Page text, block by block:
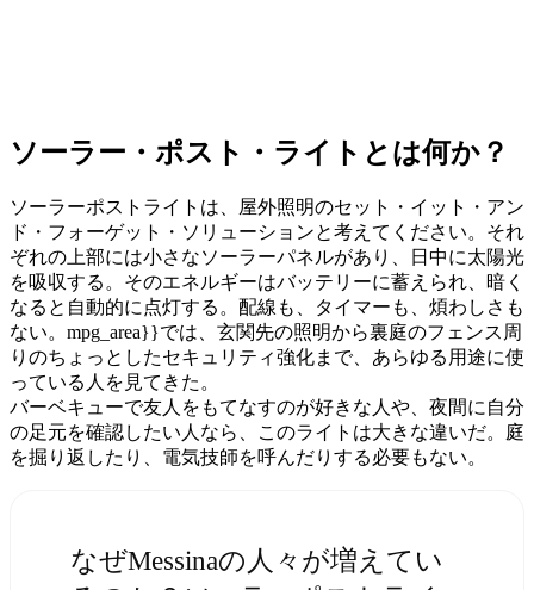
ソーラー・ポスト・ライトとは何か？
ソーラーポストライトは、屋外照明のセット・イット・アン
ド・フォーゲット・ソリューションと考えてください。それ
ぞれの上部には小さなソーラーパネルがあり、日中に太陽光
を吸収する。そのエネルギーはバッテリーに蓄えられ、暗く
なると自動的に点灯する。配線も、タイマーも、煩わしさも
ない。mpg_area}}では、玄関先の照明から裏庭のフェンス周
りのちょっとしたセキュリティ強化まで、あらゆる用途に使
っている人を見てきた。
バーベキューで友人をもてなすのが好きな人や、夜間に自分
の足元を確認したい人なら、このライトは大きな違いだ。庭
を掘り返したり、電気技師を呼んだりする必要もない。
なぜMessinaの人々が増えてい